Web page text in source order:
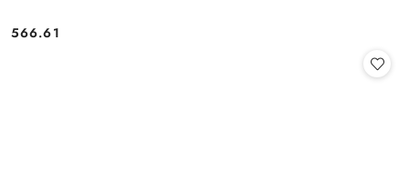
Cena:
566.61